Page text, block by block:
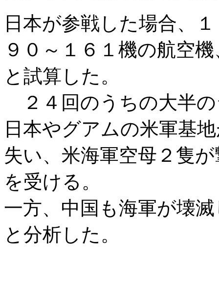
日本が参戦した場合、
９０～１６１機の航空
と試算した。
２４回のうちの大半
日本やグアムの米軍基
失い、米海軍空母２隻
を受ける。
一方、中国も海軍が壊
と分析した。